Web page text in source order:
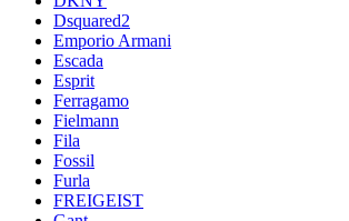
Dsquared2
Emporio Armani
Escada
Esprit
Ferragamo
Fielmann
Fila
Fossil
Furla
FREIGEIST